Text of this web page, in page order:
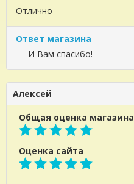
Отлично
Ответ магазина
И Вам спасибо!
Алексей
Общая оценка магазина
Оценка сайта